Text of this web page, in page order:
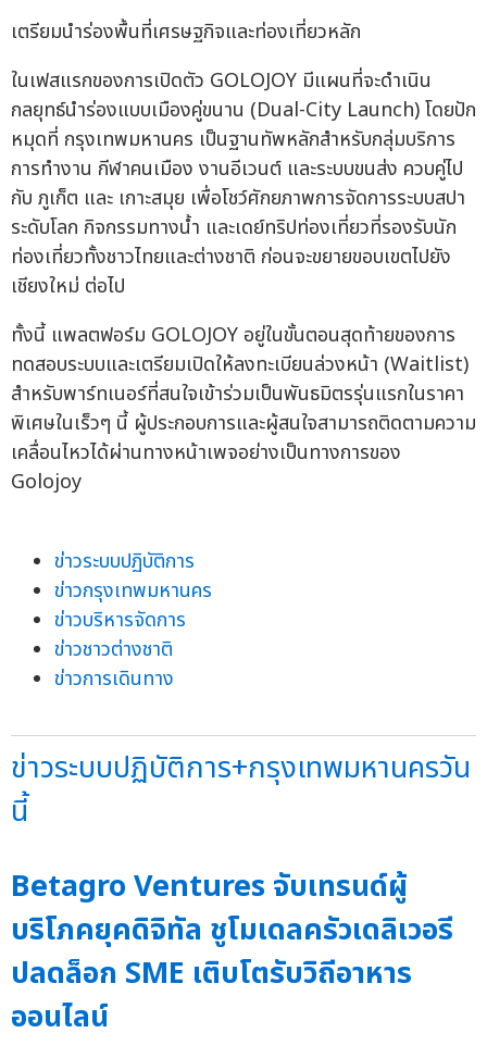
เตรียมนำร่องพื้นที่เศรษฐกิจและท่องเที่ยวหลัก
ในเฟสแรกของการเปิดตัว GOLOJOY มีแผนที่จะดำเนิน
กลยุทธ์นำร่องแบบเมืองคู่ขนาน (Dual-City Launch) โดยปัก
หมุดที่ กรุงเทพมหานคร เป็นฐานทัพหลักสำหรับกลุ่มบริการ
การทำงาน กีฬาคนเมือง งานอีเวนต์ และระบบขนส่ง ควบคู่ไป
กับ ภูเก็ต และ เกาะสมุย เพื่อโชว์ศักยภาพการจัดการระบบสปา
ระดับโลก กิจกรรมทางน้ำ และเดย์ทริปท่องเที่ยวที่รองรับนัก
ท่องเที่ยวทั้งชาวไทยและต่างชาติ ก่อนจะขยายขอบเขตไปยัง
เชียงใหม่ ต่อไป
ทั้งนี้ แพลตฟอร์ม GOLOJOY อยู่ในขั้นตอนสุดท้ายของการ
ทดสอบระบบและเตรียมเปิดให้ลงทะเบียนล่วงหน้า (Waitlist)
สำหรับพาร์ทเนอร์ที่สนใจเข้าร่วมเป็นพันธมิตรรุ่นแรกในราคา
พิเศษในเร็วๆ นี้ ผู้ประกอบการและผู้สนใจสามารถติดตามความ
เคลื่อนไหวได้ผ่านทางหน้าเพจอย่างเป็นทางการของ
Golojoy
ข่าวระบบปฏิบัติการ
ข่าวกรุงเทพมหานคร
ข่าวบริหารจัดการ
ข่าวชาวต่างชาติ
ข่าวการเดินทาง
ข่าวระบบปฏิบัติการ+กรุงเทพมหานครวัน
นี้
Betagro Ventures จับเทรนด์ผู้
บริโภคยุคดิจิทัล ชูโมเดลครัวเดลิเวอรี
ปลดล็อก SME เติบโตรับวิถีอาหาร
ออนไลน์